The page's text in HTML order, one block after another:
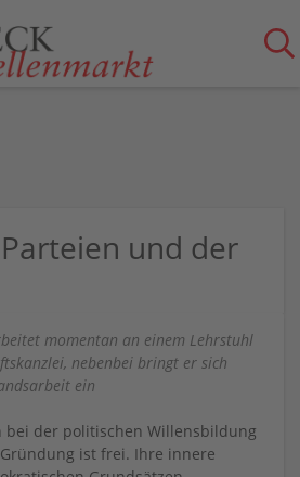
und der
momentan an einem Lehrstuhl
nebenbei bringt er sich
ein
bei der politischen Willensbildung
ist frei. Ihre innere